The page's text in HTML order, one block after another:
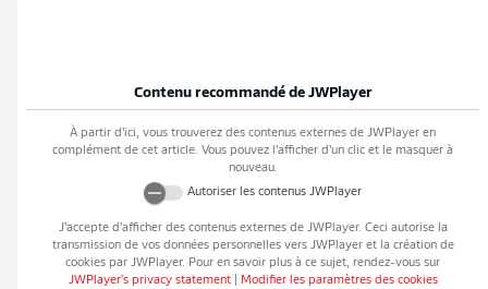
Contenu recommandé de JWPlayer
À partir d’ici, vous trouverez des contenus externes de JWPlayer en
complément de cet article. Vous pouvez l’afficher d’un clic et le masquer à
nouveau.
Autoriser les contenus JWPlayer
J’accepte d’afficher des contenus externes de JWPlayer. Ceci autorise la
transmission de vos données personnelles vers JWPlayeret la création de
cookies par JWPlayer. Pour en savoir plus à ce sujet, rendez-vous sur
JWPlayer's privacy statement| Modifier les paramètres des cookies